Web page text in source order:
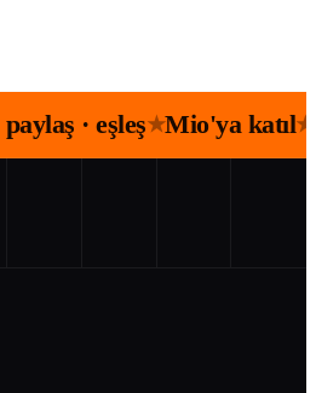
paylaş · eşleş★Mio'ya katıl★